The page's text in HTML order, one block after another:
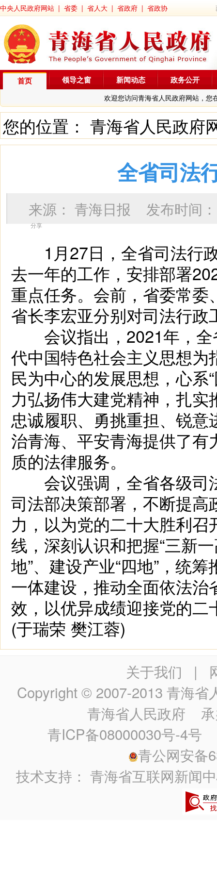
中央人民政府网站 | 省委 | 省人大 | 省政府 | 省政协
首页
欢迎您访问青海省人民政府网站，您
领导之窗 新闻动态 政务公开
您的位置： 青海省人民政府
全省司法
来源：青海日报 发布时间
分享
1月27日，全省司法行政
去一年的工作，安排部署
重点任务。会前，省委常
省长李宏亚分别对司法行政
会议指出，2021年，全
代中国特色社会主义思想
民为中心的发展思想，心系
力弘扬伟大建党精神，扎
忠诚履职、勇挑重担、锐
治青海、平安青海提供了
质的法律服务。
会议强调，全省各级司
司法部决策部署，不断提
力，以为党的二十大胜利
线，深刻认识和把握“三新
地”、建设产业“四地”，统
一体建设，推动全面依法
效，以优异成绩迎接党的
(于瑞荣 樊江蓉)
关于我们 |
Copyright © 2007-2013 青海省
青海省人民政府 承
青ICP备08000030号-4号
青公网安备
技术支持：青海省互联网新闻